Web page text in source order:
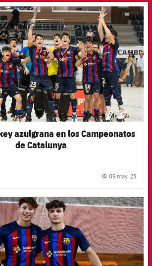
FCB Barcelona badge
azulgrana en los Campeonatos
de Catalunya
09 may. 23
FCB Barcelona badge